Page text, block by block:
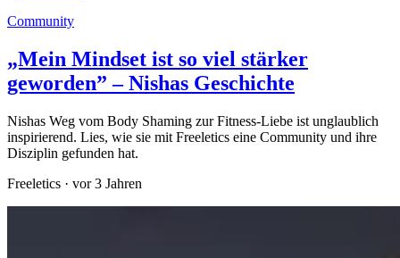
Community
„Mein Mindset ist so viel stärker
geworden” – Nishas Geschichte
Nishas Weg vom Body Shaming zur Fitness-Liebe ist unglaublich
inspirierend. Lies, wie sie mit Freeletics eine Community und ihre
Disziplin gefunden hat.
Freeletics · vor 3 Jahren